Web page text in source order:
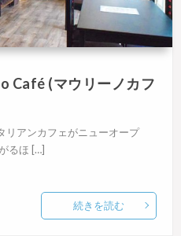
Café (マウリーノカフ
リアンカフェがニューオープ
るほ […]
続きを読む